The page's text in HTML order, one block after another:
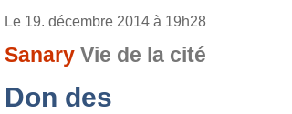
Le 19. décembre 2014 à 19h28
Sanary Vie de la cité
Don des